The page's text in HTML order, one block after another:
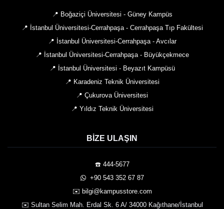
📍 Boğaziçi Üniversitesi - Güney Kampüs
📍 İstanbul Üniversitesi-Cerrahpaşa - Cerrahpaşa Tıp Fakültesi
📍 İstanbul Üniversitesi-Cerrahpaşa - Avcılar
📍 İstanbul Üniversitesi-Cerrahpaşa - Büyükçekmece
📍 İstanbul Üniversitesi - Beyazıt Kampüsü
📍 Karadeniz Teknik Üniversitesi
📍 Çukurova Üniversitesi
📍 Yıldız Teknik Üniversitesi
BIZE ULAŞIN
☎️ 444-5677
️ +90 543 352 67 87
✉️ bilgi@kampusstore.com
✉️ Sultan Selim Mah. Erdal Sk. 6 A/ 34000 Kağıthane/İstanbul